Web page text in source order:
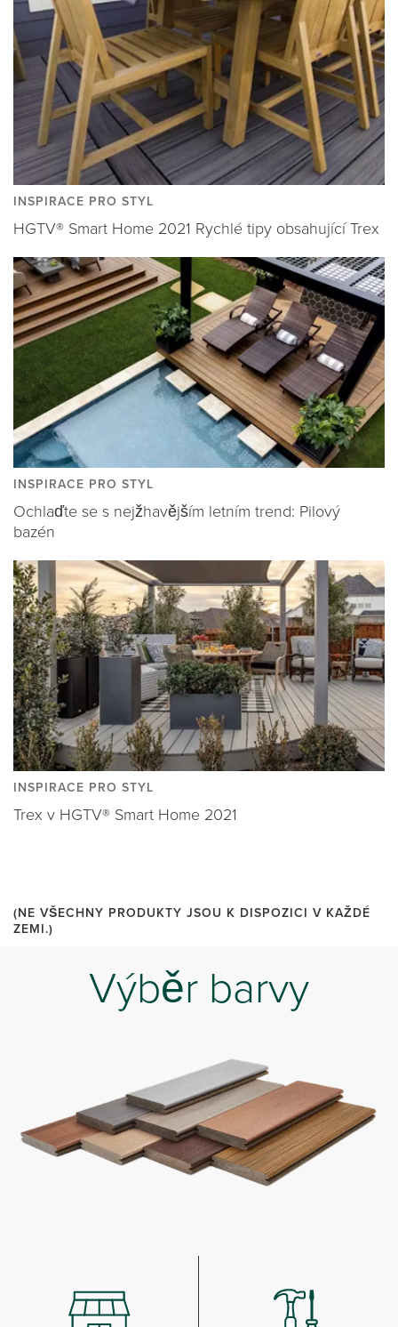
INSPIRACE PRO STYL
HGTV® Smart Home 2021 Rychlé tipy obsahující Trex
INSPIRACE PRO STYL
Ochlaďte se s nejžhavějším letním trend: Pilový
bazén
INSPIRACE PRO STYL
Trex v HGTV® Smart Home 2021
(NE VŠECHNY PRODUKTY JSOU K DISPOZICI V KAŽDÉ
ZEMI.)
Výběr barvy